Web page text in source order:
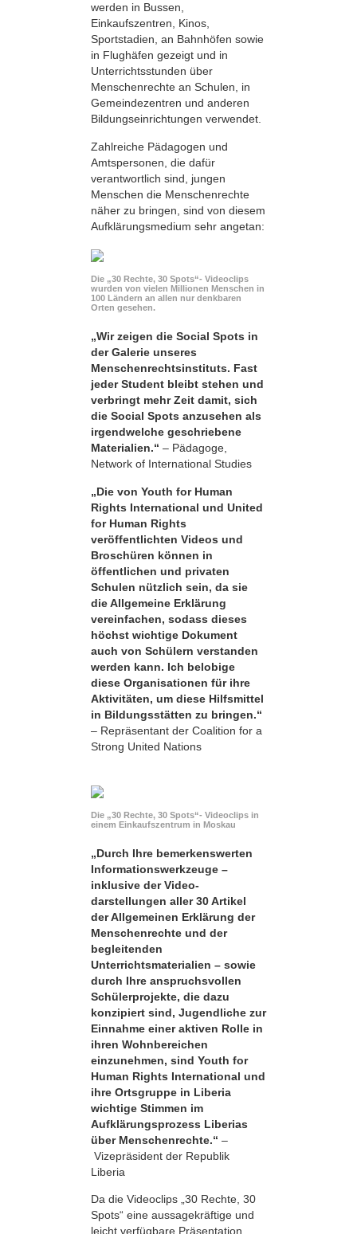
werden in Bussen,
Einkaufszentren, Kinos,
Sportstadien, an Bahnhöfen sowie
in Flughäfen gezeigt und in
Unterrichtsstunden über
Menschenrechte an Schulen, in
Gemeindezentren und anderen
Bildungseinrichtungen verwendet.
Zahlreiche Pädagogen und
Amtspersonen, die dafür
verantwortlich sind, jungen
Menschen die Menschenrechte
näher zu bringen, sind von diesem
Aufklärungsmedium sehr angetan:
Die „30 Rechte, 30 Spots“- Videoclips
wurden von vielen Millionen Menschen in
100 Ländern an allen nur denkbaren
Orten gesehen.
„Wir zeigen die Social Spots in
der Galerie unseres
Menschenrechtsinstituts. Fast
jeder Student bleibt stehen und
verbringt mehr Zeit damit, sich
die Social Spots anzusehen als
irgendwelche geschriebene
Materialien.“ – Pädagoge,
Network of International Studies
„Die von Youth for Human
Rights International und United
for Human Rights
veröffentlichten Videos und
Broschüren können in
öffentlichen und privaten
Schulen nützlich sein, da sie
die Allgemeine Erklärung
vereinfachen, sodass dieses
höchst wichtige Dokument
auch von Schülern verstanden
werden kann. Ich belobige
diese Organisationen für ihre
Aktivitäten, um diese Hilfsmittel
in Bildungsstätten zu bringen.“
– Repräsentant der Coalition for a
Strong United Nations
Die „30 Rechte, 30 Spots“- Videoclips in
einem Einkaufszentrum in Moskau
„Durch Ihre bemerkens­werten
Informationswerkzeuge –
inklusive der Video­
darstellungen aller 30 Artikel
der Allgemeinen Erklärung der
Menschenrechte und der
begleitenden
Unterrichtsmaterialien – sowie
durch Ihre anspruchsvollen
Schülerprojekte, die dazu
konzipiert sind, Jugendliche zur
Einnahme einer aktiven Rolle in
ihren Wohnbereichen
einzunehmen, sind Youth for
Human Rights International und
ihre Ortsgruppe in Liberia
wichtige Stimmen im
Aufklärungsprozess Liberias
über Menschenrechte.“ –
Vizepräsident der Republik
Liberia
Da die Videoclips „30 Rechte, 30
Spots“ eine aussagekräftige und
leicht verfügbare Präsentation